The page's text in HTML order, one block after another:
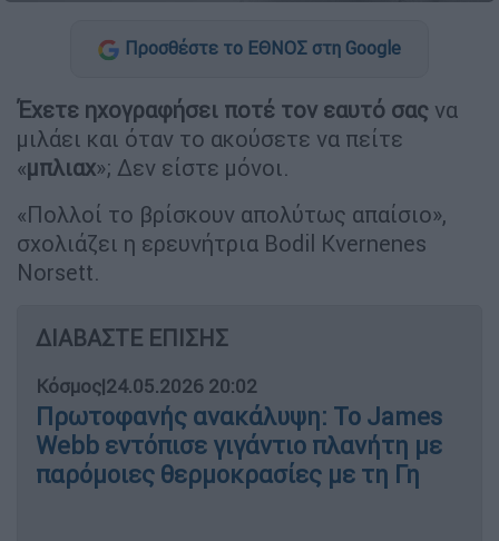
Προσθέστε το ΕΘΝΟΣ στη Google
Έχετε ηχογραφήσει ποτέ τον εαυτό σας να
μιλάει και όταν το ακούσετε να πείτε
«μπλιαχ»; Δεν είστε μόνοι.
«Πολλοί το βρίσκουν απολύτως απαίσιο»,
σχολιάζει η ερευνήτρια Bodil Kvernenes
Norsett.
ΔΙΑΒΑΣΤΕ ΕΠΙΣΗΣ
Κόσμος|24.05.2026 20:02
Πρωτοφανής ανακάλυψη: Το James
Webb εντόπισε γιγάντιο πλανήτη με
παρόμοιες θερμοκρασίες με τη Γη